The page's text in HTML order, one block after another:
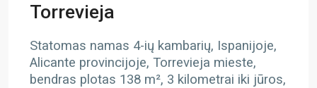
Torrevieja
Statomas namas 4-ių kambarių, Ispanijoje,
Alicante provincijoje, Torrevieja mieste,
bendras plotas 138 m², 3 kilometrai iki jūros,